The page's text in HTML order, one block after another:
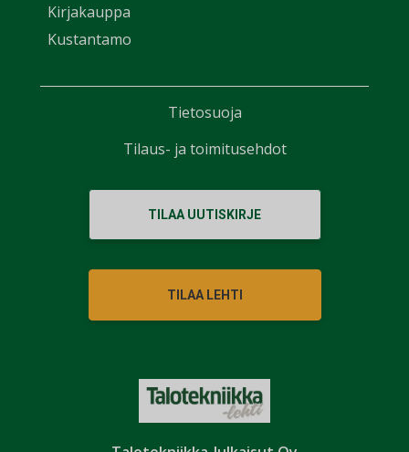
Kirjakauppa
Kustantamo
TILAA UUTISKIRJE
TILAA LEHTI
Tietosuoja
Tilaus- ja toimitusehdot